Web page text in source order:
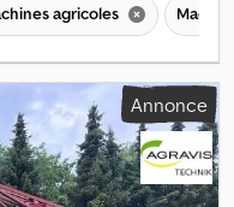
agricoles
Annonce